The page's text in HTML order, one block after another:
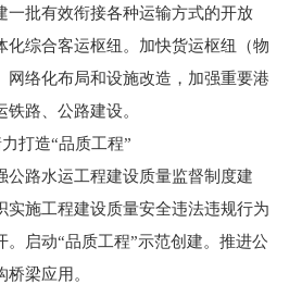
一批有效衔接各种运输方式的开放
化综合客运枢纽。加快货运枢纽（物
网络化布局和设施改造，加强重要港
铁路、公路建设。
打造“品质工程”
公路水运工程建设质量监督制度建
实施工程建设质量安全违法违规行为
。启动“品质工程”示范创建。推进公
桥梁应用。